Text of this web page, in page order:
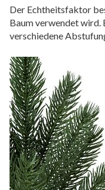
Der Echtheitsfaktor
Baum verwendet
verschiedene